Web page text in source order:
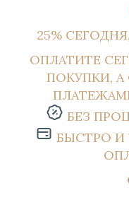
25%
ОПЛАТИТЕ
ПОКУПКИ,
БЕЗ
БЫСТРО И